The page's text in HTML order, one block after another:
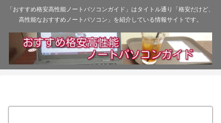
「おすすめ格安高性能ノートパソコンガイド」はタイトル通り「格安だけど、
高性能なおすすめノートパソコン」を紹介している情報サイトです。